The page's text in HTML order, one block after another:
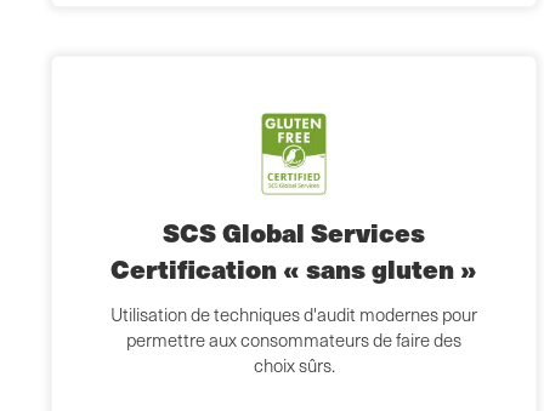
SCS Global Services
Certification « sans gluten »
Utilisation de techniques d'audit modernes pour
permettre aux consommateurs de faire des
choix sûrs.